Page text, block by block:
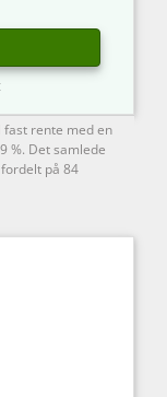
fast rente med en
%. Det samlede
på 84